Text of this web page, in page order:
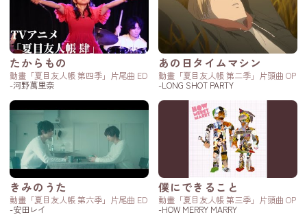
たからもの
動畫「夏目友人帳 第四季」片尾曲 ED
-河野萬里奈
あの日タイムマシン
動畫「夏目友人帳 第二季」片頭曲 OP
-LONG SHOT PARTY
きみのうた
動畫「夏目友人帳 第六季」片尾曲 ED
-安田レイ
僕にできること
動畫「夏目友人帳 第三季」片頭曲 OP
-HOW MERRY MARRY